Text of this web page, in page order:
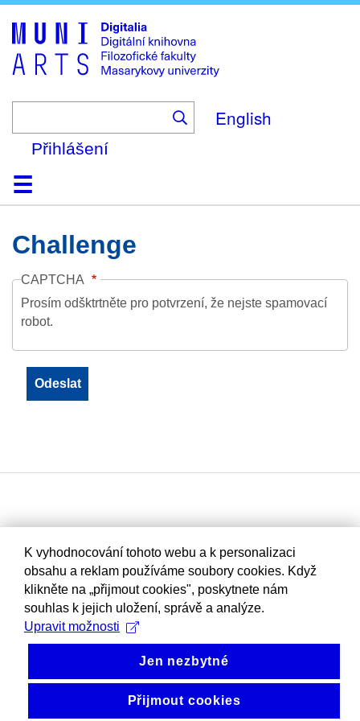
to
main
content
English
Přihlášení
DomůKolekce
Prohlížení
Vyhledávání
O platformě
Nápověda
KontaktDigitalia
Challenge
CAPTCHA
Prosím odšktrtněte pro potvrzení, že nejste spamovací
robot.
K vyhodnocování tohoto webu a k personalizaci
obsahu a reklam používáme soubory cookies. Když
klikněte na „přijmout cookies", poskytnete nám
souhlas k jejich uložení, správě a analýze.
Upravit možnosti
Jen nezbytné
Přijmout cookies